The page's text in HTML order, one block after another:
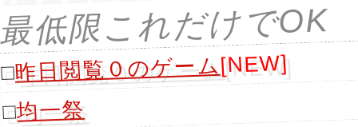
低限これだけでOK
□昨日閲覧０のゲーム[NEW]
□均一祭